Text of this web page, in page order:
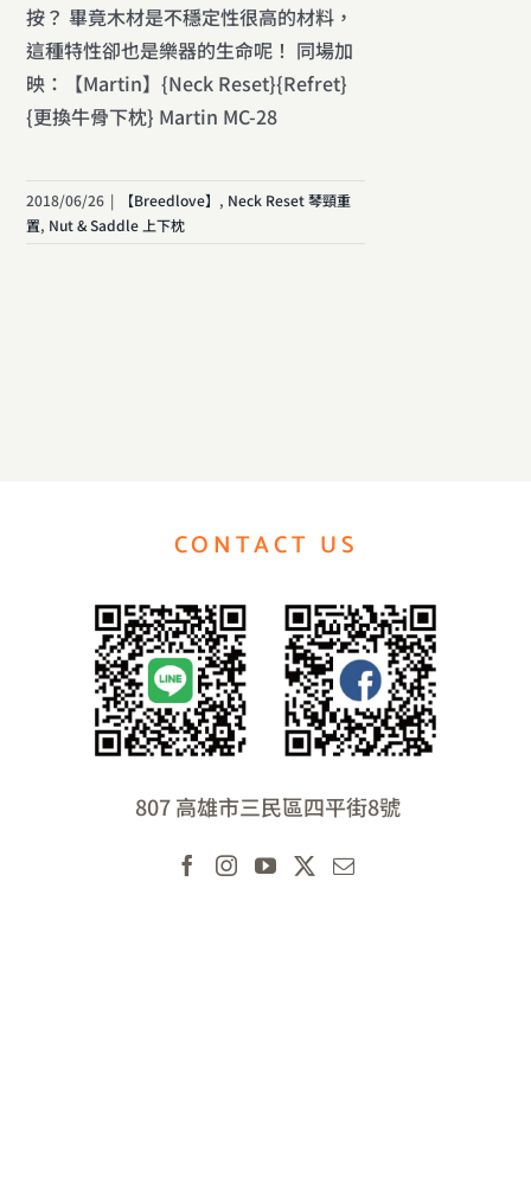
按？ 畢竟木材是不穩定性很高的材料，
這種特性卻也是樂器的生命呢！ 同場加
映：【Martin】{Neck Reset}{Refret}
{更換牛骨下枕} Martin MC-28
2018/06/26 | 【Breedlove】 , Neck Reset 琴頸重
置, Nut & Saddle 上下枕
CONTACT US
807 高雄市三民區四平街8號